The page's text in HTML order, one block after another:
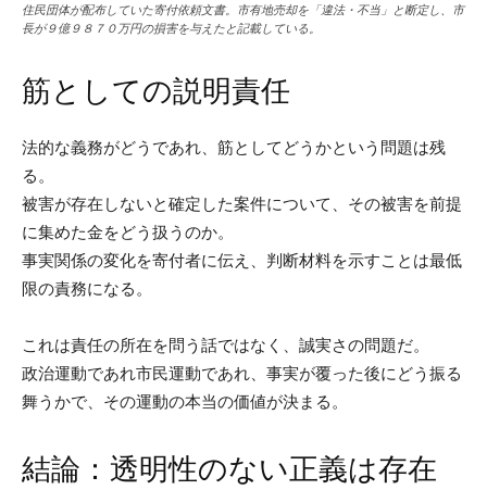
住民団体が配布していた寄付依頼文書。市有地売却を「違法・不当」と断定し、市
長が９億９８７０万円の損害を与えたと記載している。
筋としての説明責任
法的な義務がどうであれ、筋としてどうかという問題は残
る。
被害が存在しないと確定した案件について、その被害を前提
に集めた金をどう扱うのか。
事実関係の変化を寄付者に伝え、判断材料を示すことは最低
限の責務になる。
これは責任の所在を問う話ではなく、誠実さの問題だ。
政治運動であれ市民運動であれ、事実が覆った後にどう振る
舞うかで、その運動の本当の価値が決まる。
結論：透明性のない正義は存在